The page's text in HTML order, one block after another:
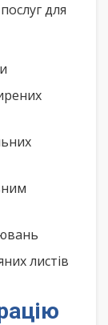
для
листів